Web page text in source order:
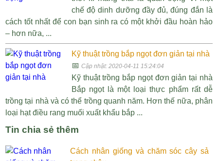
chế độ dinh dưỡng đầy đủ, đúng đắn là
cách tốt nhất để con bạn sinh ra có một khởi đầu hoàn hảo
– hơn nữa, ...
Kỹ thuật trồng bắp ngọt đơn giản tại nhà
📅 Cập nhật: 2020-04-11 15:24:04
Kỹ thuật trồng bắp ngọt đơn giản tại nhà
Bắp ngọt là một loại thực phẩm rất dễ
trồng tại nhà và có thể trồng quanh năm. Hơn thế nữa, phân
loại hạt điều rang muối xuất khẩu bắp ...
Tin chia sẻ thêm
Cách nhân giống và chăm sóc cây sả